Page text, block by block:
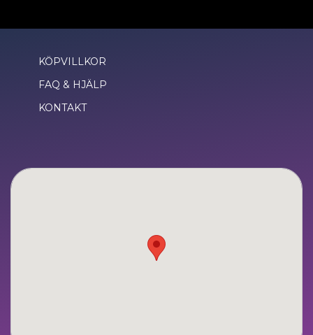
KÖPVILLKOR
FAQ & HJÄLP
KONTAKT